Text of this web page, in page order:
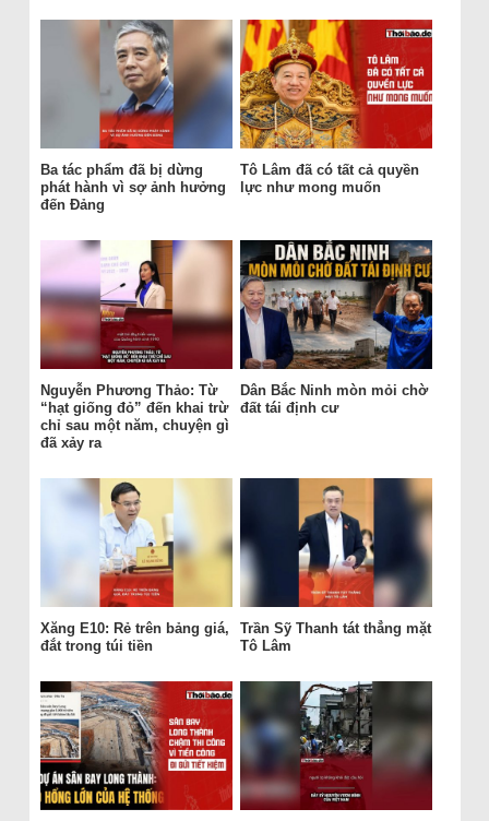
Ba tác phẩm đã bị dừng
phát hành vì sợ ảnh hưởng
đến Đảng
Tô Lâm đã có tất cả quyền
lực như mong muốn
Nguyễn Phương Thảo: Từ
“hạt giống đỏ” đến khai trừ
chỉ sau một năm, chuyện gì
đã xảy ra
Dân Bắc Ninh mòn mỏi chờ
đất tái định cư
Xăng E10: Rẻ trên bảng giá,
đắt trong túi tiền
Trần Sỹ Thanh tát thẳng mặt
Tô Lâm